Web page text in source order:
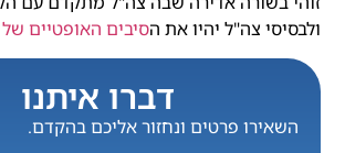
ולבסיסי צה"ל יהיו את הסיבים האופטיים
דברו איתנו
השאירו פרטים ונחזור אליכם בהקדם.